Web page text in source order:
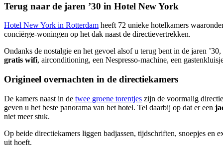
Terug naar de jaren ’30 in Hotel New York
Hotel New York in Rotterdam heeft 72 unieke hotelkamers
conciërge-woningen op het dak naast de directievertrekken.
Ondanks de nostalgie en het gevoel alsof u terug bent in de jaren
gratis wifi, airconditioning, een Nespresso-machine, een
Origineel overnachten in de directiekamers
De kamers naast in de twee groene torentjes zijn de voormalig
geven u het beste panorama van het hotel. Tel daarbij op dat er een
niet meer stuk.
Op beide directiekamers liggen badjassen, tijdschriften, snoepjes en
uit hoeft.